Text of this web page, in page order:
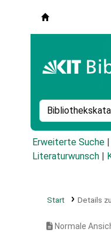
Suche im
Erweiterte Suche
Literaturwunsch
Start Details
Normale